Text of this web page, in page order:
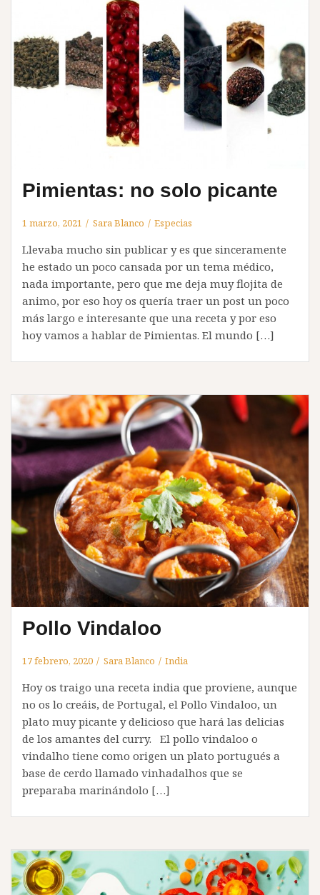
Pimientas: no solo picante
1 marzo, 2021 Sara Blanco Especias
Llevaba mucho sin publicar y es que sinceramente
he estado un poco cansada por un tema médico,
nada importante, pero que me deja muy flojita de
animo, por eso hoy os quería traer un post un poco
más largo e interesante que una receta y por eso
hoy vamos a hablar de Pimientas. El mundo […]
Pollo Vindaloo
17 febrero, 2020 Sara Blanco India
Hoy os traigo una receta india que proviene, aunque
no os lo creáis, de Portugal, el Pollo Vindaloo, un
plato muy picante y delicioso que hará las delicias
de los amantes del curry. El pollo vindaloo o
vindalho tiene como origen un plato portugués a
base de cerdo llamado vinhadalhos que se
preparaba marinándolo […]